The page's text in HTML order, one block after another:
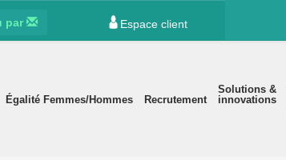
par Espace client
Égalité Femmes/Hommes Recrutement
Solutions &
innovations